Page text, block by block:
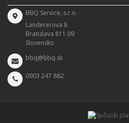
BBQ Service, s.r.o.
Landererova 8
Bratislava 811 09
Slovensko
bbq@bbq.sk
0903 247 882